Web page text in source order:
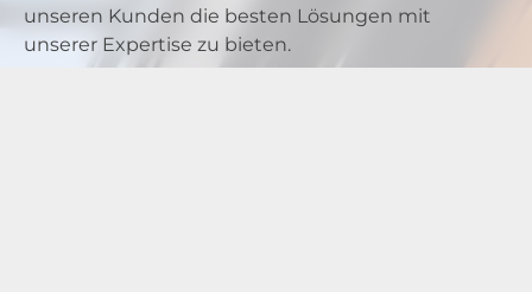
unseren Kunden die besten Lösungen mit
unserer Expertise zu bieten.